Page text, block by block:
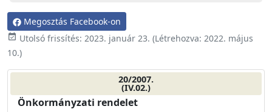
Megosztás Facebook-on
event_available Utolsó frissítés: 2023. január 23. (Létrehozva: 2022. május
10.)
20/2007.
(IV.02.)
Önkormányzati rendelet